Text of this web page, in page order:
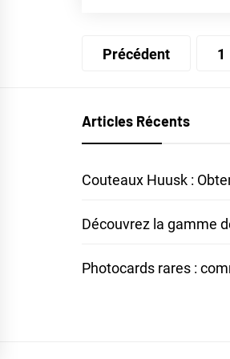
Pagination
Précédent 1
Articles Récents
Couteaux Huusk :
Découvrez la gamme
Photocards rares :